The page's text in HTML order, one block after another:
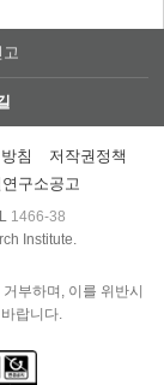
고
침
저작권정책
구소공고
1466-38
Institute.
부하며, 이를 위반시
랍니다.